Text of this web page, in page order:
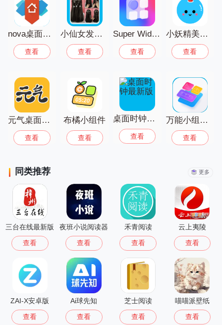
壁纸资源，一键就能应用，操作简单，内
存占用小，运行流畅，让你的手机桌面独
一无二。喜欢这类的朋友，不要错过。
nova桌面手机版2026最新版
查看
小仙女发型书
查看
Super Widget小组件软件
查看
小妖精美化最新版
查看
元气桌面壁纸最新版
查看
布橘小组件
查看
桌面时钟最新版
查看
万能小组件app
查看
同类推荐 更多
三台在线最新版
查看
夜班小说阅读器
查看
禾青阅读
查看
云上夷陵
查看
ZAI-X安卓版
查看
Ai球先知
查看
芝士阅读
查看
喵喵派壁纸
查看